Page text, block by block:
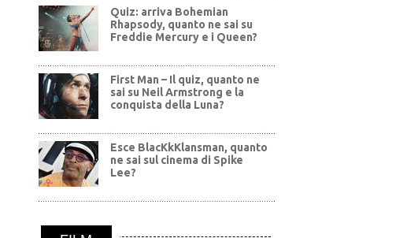
Quiz: arriva Bohemian
Rhapsody, quanto ne sai su
Freddie Mercury e i Queen?
First Man – Il quiz, quanto ne
sai su Neil Armstrong e la
conquista della Luna?
Esce BlacKkKlansman, quanto
ne sai sul cinema di Spike
Lee?